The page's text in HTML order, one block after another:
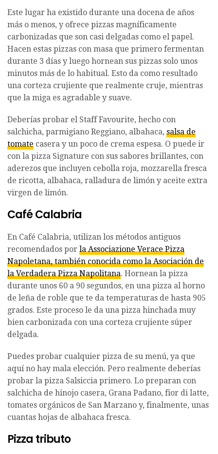
Este lugar ha existido durante una docena de años
más o menos, y ofrece pizzas magníficamente
carbonizadas que son casi delgadas como el papel.
Hacen estas pizzas con masa que primero fermentan
durante 3 días y luego hornean sus pizzas solo unos
minutos más de lo habitual. Esto da como resultado
una corteza crujiente que realmente cruje, mientras
que la miga es agradable y suave.
Deberías probar el Staff Favourite, hecho con
salchicha, parmigiano Reggiano, albahaca, salsa de
tomate casera y un poco de crema espesa. O puede ir
con la pizza Signature con sus sabores brillantes, con
aderezos que incluyen cebolla roja, mozzarella fresca
de ricotta, albahaca, ralladura de limón y aceite extra
virgen de limón.
Café Calabria
En Café Calabria, utilizan los métodos antiguos
recomendados por la Associazione Verace Pizza
Napoletana, también conocida como la Asociación de
la Verdadera Pizza Napolitana. Hornean la pizza
durante unos 60 a 90 segundos, en una pizza al horno
de leña de roble que te da temperaturas de hasta 905
grados. Este proceso le da una pizza hinchada muy
bien carbonizada con una corteza crujiente súper
delgada.
Puedes probar cualquier pizza de su menú, ya que
aquí no hay mala elección. Pero realmente deberías
probar la pizza Salsiccia primero. Lo preparan con
salchicha de hinojo casera, Grana Padano, fior di latte,
tomates orgánicos de San Marzano y, finalmente, unas
cuantas hojas de albahaca fresca.
Pizza tributo